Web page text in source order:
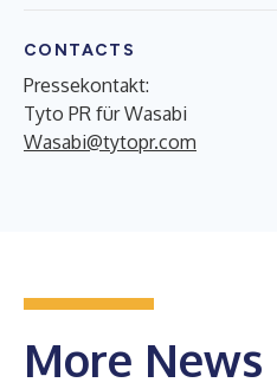
CONTACTS
Pressekontakt:
Tyto PR für Wasabi
Wasabi@tytopr.com
More News